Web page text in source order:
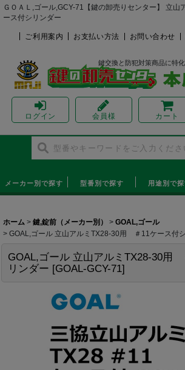
ＧＯＡＬ,ゴール,GCY-71【鍵の卸売りセンター】 立
ース付シリンダー
ご利用案内 お支払い方法 お問い合わせ
鍵交換と防犯対策商品に特
ログイン 会員様 カート
メーカー別で探す 型番別で探す 用途別で
ホーム > 鍵,錠前（メーカー別） > GOAL,ゴール
> GOAL,ゴール 立山アルミTX28-30用 ＃11ケース付
GOAL,ゴール 立山アルミTX28-30用
リンダー [GOAL-GCY-71]